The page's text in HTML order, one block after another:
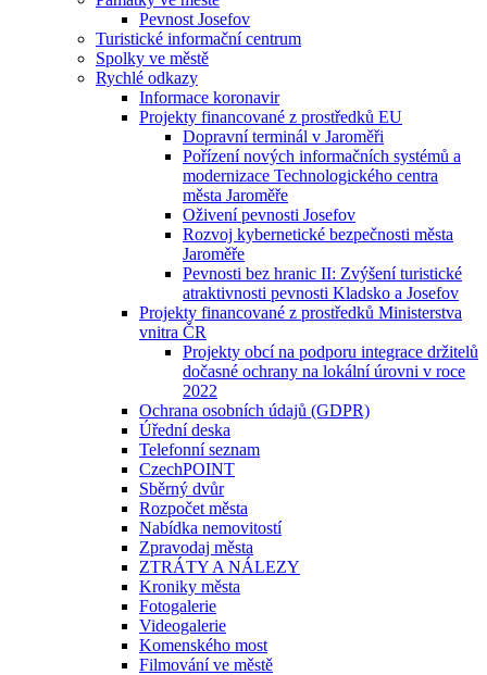
Pevnost Josefov
Turistické informační centrum
Spolky ve městě
Rychlé odkazy
Informace koronavir
Projekty financované z prostředků EU
Dopravní terminál v Jaroměři
Pořízení nových informačních systémů a
modernizace Technologického centra
města Jaroměře
Oživení pevnosti Josefov
Rozvoj kybernetické bezpečnosti města
Jaroměře
Pevnosti bez hranic II: Zvýšení turistické
atraktivnosti pevnosti Kladsko a Josefov
Projekty financované z prostředků Ministerstva
vnitra ČR
Projekty obcí na podporu integrace držitelů
dočasné ochrany na lokální úrovni v roce
2022
Ochrana osobních údajů (GDPR)
Úřední deska
Telefonní seznam
CzechPOINT
Sběrný dvůr
Rozpočet města
Nabídka nemovitostí
Zpravodaj města
ZTRÁTY A NÁLEZY
Kroniky města
Fotogalerie
Videogalerie
Komenského most
Filmování ve městě